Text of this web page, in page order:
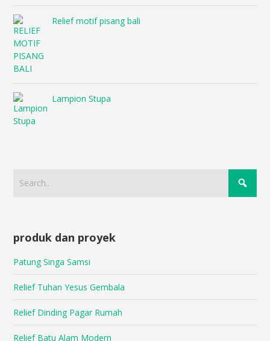
Relief motif pisang bali
Lampion Stupa
produk dan proyek
Patung Singa Samsi
Relief Tuhan Yesus Gembala
Relief Dinding Pagar Rumah
Relief Batu Alam Modern